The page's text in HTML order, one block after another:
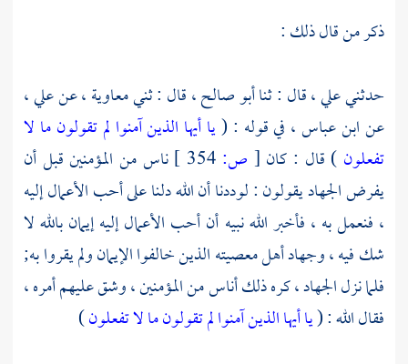
ذكر من قال ذلك :
حدثنيعلي ،قال : ثناأبو صالح ،قال : ثنيمعاوية ،عنعلي ،
عنابن عباس ، في قوله : (يا أيها الذين آمنوا لم تقولون ما لا
تفعلون ) قال : كان [ ص:
ناس من المؤمنين قبل أن
يفرض الجهاد يقولون : لوددنا أن الله دلنا على أحب الأعمال إليه
، فنعمل به ، فأخبر الله نبيه أن أحب الأعمال إليه إيمان بالله لا
شك فيه ، وجهاد أهل معصيته الذين خالفوا الإيمان ولم يقروا به;
فلما نزل الجهاد ، كره ذلك أناس من المؤمنين ، وشق عليهم أمره ،
فقال الله : (يا أيها الذين آمنوا لم تقولون ما لا تفعلون)